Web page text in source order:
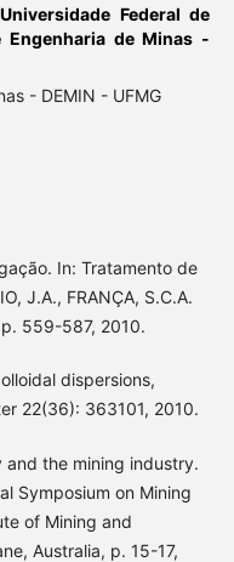
Universidade Federal de
Engenharia de Minas -
- DEMIN - UFMG
In: Tratamento de
J.A., FRANÇA, S.C.A.
p. 559-587, 2010.
dispersions,
22(36): 363101, 2010.
and the mining industry.
Symposium on Mining
of Mining and
Australia, p. 15-17,